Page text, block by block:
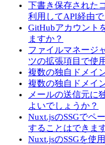
下書き保存された
利用してAPI経由
GitHubアカウント
ますか？
ファイルマネージ
ツの拡張項目で使
複数の独自ドメイ
複数の独自ドメイ
メールの送信元に
よいでしょうか？
Nuxt.jsのSSGでペ
することはできま
Nuxt.jsのSSGを使